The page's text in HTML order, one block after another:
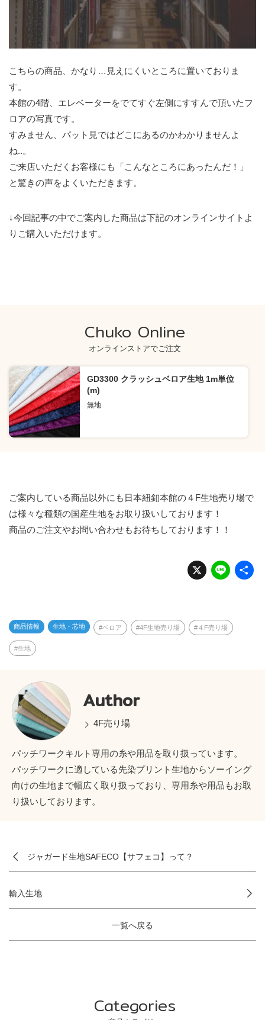
こちらの商品、かなり…見えにくいところに置いておりま
す。
本館の4階、エレベーターをでてすぐ左側にすすんで頂いたフ
ロアの写真です。
すみません、パット見ではどこにあるのかわかりませんよ
ね..。
ご来店いただくお客様にも「こんなところにあったんだ！」
と驚きの声をよくいただきます。
↓今回記事の中でご案内した商品は下記のオンラインサイトよ
りご購入いただけます。
Chuko Online
オンラインストアでご注文
GD3300 クラッシュベロア生地 1m単位
(m)
無地
ご案内している商品以外にも日本紐釦本館の４F生地売り場で
は様々な種類の国産生地をお取り扱いしております！
商品のご注文やお問い合わせもお待ちしております！！
X Li
n
商品情報 生地・芯地 ベロア 4F生地売り場 ４F売り場
生地
Author
4F売り場
パッチワークキルト専用の糸や用品を取り扱っています。
パッチワークに適している先染プリント生地からソーイング
向けの生地まで幅広く取り扱っており、専用糸や用品もお取
り扱いしております。
ジャガード生地SAFECO【サフェコ】って？
一覧へ戻る
輸入生地
Categories